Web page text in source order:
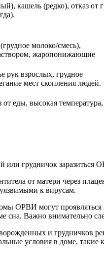
кашель (редко), отказ от
молоко/смесь),
жаропонижающие
рук взрослых, грудное
мест скопления людей.
еды, высокая температура,
или грудничок заразиться
от матери через
к вирусам.
ОРВИ могут
сна. Важно внимательно
и грудничков
условия в доме, такие